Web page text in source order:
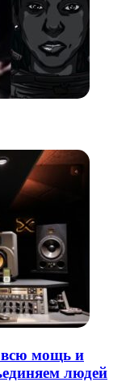
всю мощь и
людей